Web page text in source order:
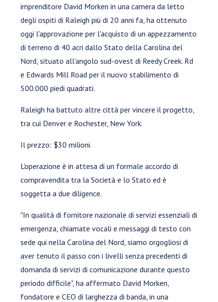
imprenditore David Morken in una camera da letto
degli ospiti di Raleigh più di 20 anni fa, ha ottenuto
oggi l'approvazione per l'acquisto di un appezzamento
di terreno di 40 acri dallo Stato della Carolina del
Nord, situato all'angolo sud-ovest di Reedy Creek. Rd
e Edwards Mill Road per il nuovo stabilimento di
500.000 piedi quadrati.
Raleigh ha battuto altre città per vincere il progetto,
tra cui Denver e Rochester, New York.
Il prezzo: $30 milioni.
L'operazione è in attesa di un formale accordo di
compravendita tra la Società e lo Stato ed è
soggetta a due diligence.
"In qualità di fornitore nazionale di servizi essenziali di
emergenza, chiamate vocali e messaggi di testo con
sede qui nella Carolina del Nord, siamo orgogliosi di
aver tenuto il passo con i livelli senza precedenti di
domanda di servizi di comunicazione durante questo
periodo difficile", ha affermato David Morken,
fondatore e CEO di larghezza di banda, in una